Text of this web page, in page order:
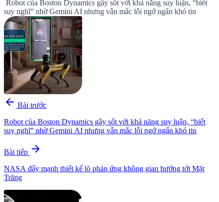
Robot của Boston Dynamics gây sốt với khả năng suy luận, “biết
suy nghĩ” nhờ Gemini AI nhưng vẫn mắc lỗi ngớ ngẩn khó tin
arrow_back Bài trước
Robot của Boston Dynamics gây sốt với khả năng suy luận, “biết
suy nghĩ” nhờ Gemini AI nhưng vẫn mắc lỗi ngớ ngẩn khó tin
Bài tiếp arrow_forward
NASA đẩy mạnh thiết kế lò phản ứng không gian hướng tới Mặt
Trăng